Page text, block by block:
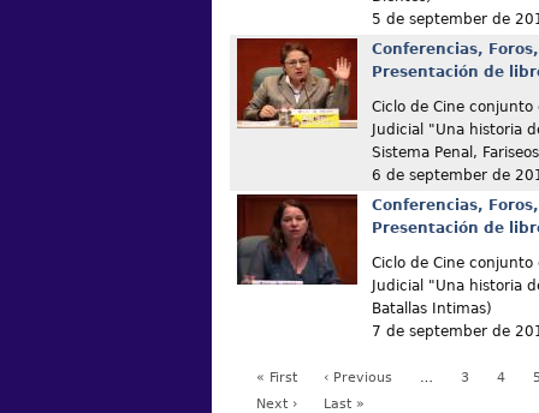
5 de september de
Conferencias,
Presentación de
Ciclo de Cine
Judicial "Una historia
Sistema Penal,
6 de september de
Conferencias,
Presentación de
Ciclo de Cine
Judicial "Una historia
Batallas Intimas)
7 de september de
« First ‹ Previous … 3 4
Next ›
Last »